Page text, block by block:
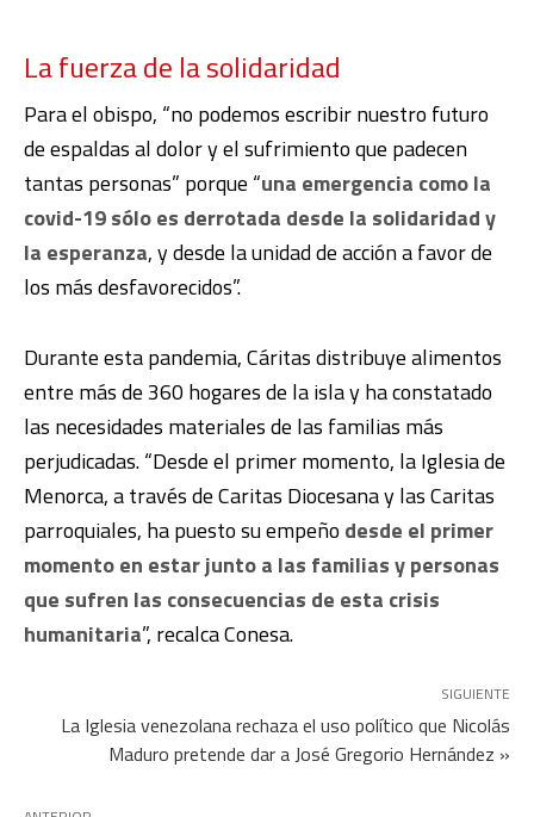
La fuerza de la solidaridad
Para el obispo, “no podemos escribir nuestro futuro
de espaldas al dolor y el sufrimiento que padecen
tantas personas” porque “una emergencia como la
covid-19 sólo es derrotada desde la solidaridad y
la esperanza, y desde la unidad de acción a favor de
los más desfavorecidos”.
Durante esta pandemia, Cáritas distribuye alimentos
entre más de 360 hogares de la isla y ha constatado
las necesidades materiales de las familias más
perjudicadas. “Desde el primer momento, la Iglesia de
Menorca, a través de Caritas Diocesana y las Caritas
parroquiales, ha puesto su empeño desde el primer
momento en estar junto a las familias y personas
que sufren las consecuencias de esta crisis
humanitaria”, recalca Conesa.
SIGUIENTE
La Iglesia venezolana rechaza el uso político que Nicolás
Maduro pretende dar a José Gregorio Hernández »